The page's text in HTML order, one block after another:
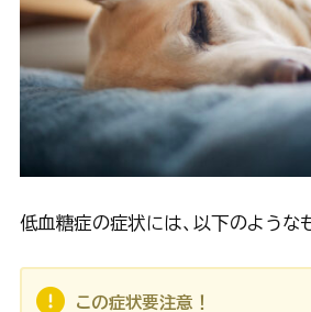
低血糖症の症状には、以下のような
この症状要注意！